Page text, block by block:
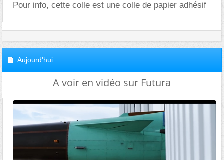
Pour info, cette colle est une colle de papier adhésif
Aujourd'hui
A voir en vidéo sur Futura